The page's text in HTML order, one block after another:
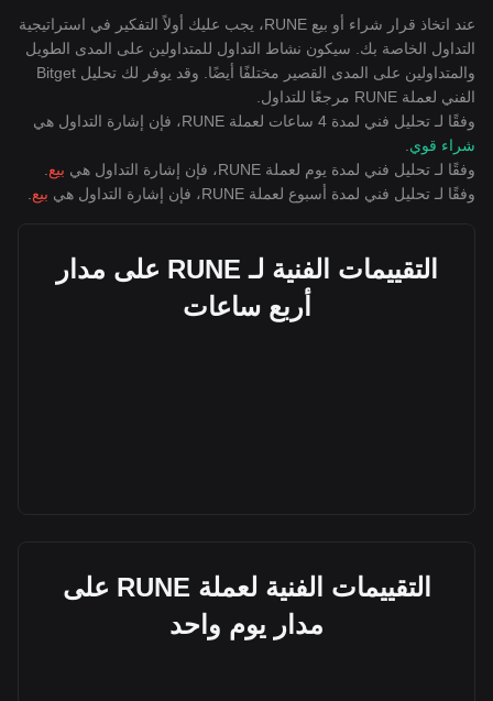
عند اتخاذ قرار شراء أو بيع RUNE، يجب عليك أولاً التفكير في استراتيجية
التداول الخاصة بك. سيكون نشاط التداول للمتداولين على المدى الطويل
والمتداولين على المدى القصير مختلفًا أيضًا. وقد يوفر لك تحليل Bitget
الفني لعملة RUNE مرجعًا للتداول.
وفقًا لـ تحليل فني لمدة 4 ساعات لعملة RUNE، فإن إشارة التداول هي
شراء قوي
وفقًا لـ تحليل فني لمدة يوم لعملة RUNE، فإن إشارة التداول هي
بيع
وفقًا لـ تحليل فني لمدة أسبوع لعملة RUNE، فإن إشارة التداول هي
بيع
التقييمات الفنية لـ RUNE على مدار
أربع ساعات
التقييمات الفنية لعملة RUNE على
مدار يوم واحد